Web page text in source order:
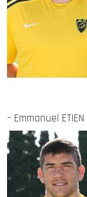
– Emmanuel